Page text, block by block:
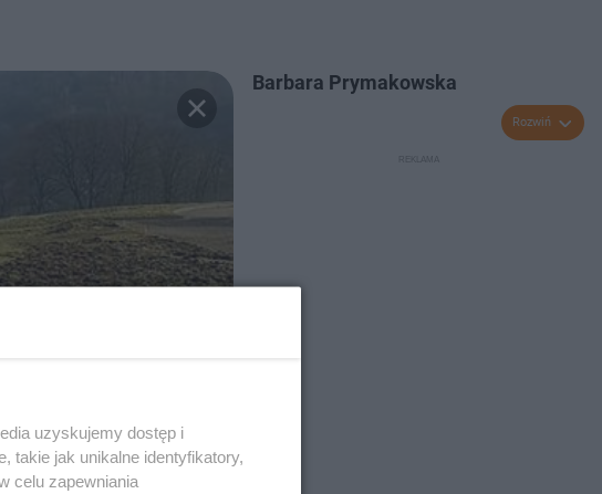
Barbara Prymakowska
Rozwiń
uzyskujemy dostęp i
takie jak unikalne identyfikatory,
celu zapewniania